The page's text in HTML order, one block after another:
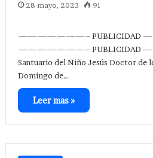
28 mayo, 2023 91
———————–
———————– PUBLICIDAD
Santuario del Niño Jesús Doctor de
Domingo de…
Leer mas »